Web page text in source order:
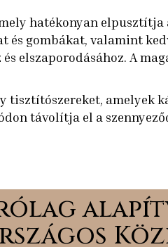
hatékonyan elpusztítja
gombákat, valamint
elszaporodásához. A
tisztítószereket, amelyek
távolítja el a